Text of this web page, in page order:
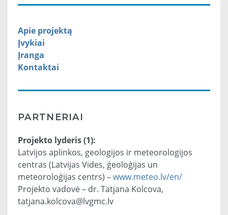
Apie projektą
Įvykiai
Įranga
Kontaktai
PARTNERIAI
Projekto lyderis (1):
Latvijos aplinkos, geologijos ir meteorologijos
centras (Latvijas Vides, ģeoloģijas un
meteoroloģijas centrs) –www.meteo.lv/en/
Projekto vadovė – dr. Tatjana Kolcova,
tatjana.kolcova@lvgmc.lv